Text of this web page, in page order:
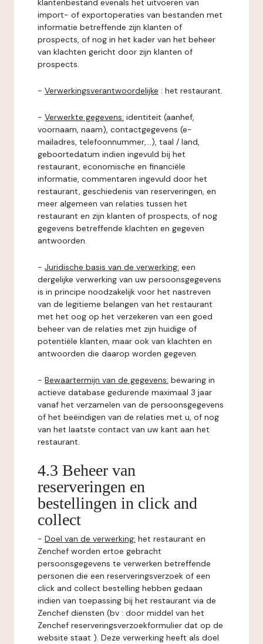
klantenbestand evenals het uitvoeren van
import- of exportoperaties van bestanden met
informatie betreffende zijn klanten of
prospects, of nog in het kader van het beheer
van klachten gericht door zijn klanten of
prospects.
- Verwerkingsverantwoordelijke : het restaurant.
- Verwerkte gegevens: identiteit (aanhef,
voornaam, naam), contactgegevens (e-
mailadres, telefoonnummer,...), taal / land,
geboortedatum indien ingevuld bij het
restaurant, economische en financiële
informatie, commentaren ingevuld door het
restaurant, geschiedenis van reserveringen, en
meer algemeen van relaties tussen het
restaurant en zijn klanten of prospects, of nog
gegevens betreffende klachten en gegeven
antwoorden.
- Juridische basis van de verwerking: een
dergelijke verwerking van uw persoonsgegevens
is in principe noodzakelijk voor het nastreven
van de legitieme belangen van het restaurant
met het oog op het verzekeren van een goed
beheer van de relaties met zijn huidige of
potentiële klanten, maar ook van klachten en
antwoorden die daarop worden gegeven.
- Bewaartermijn van de gegevens: bewaring in
actieve database gedurende maximaal 3 jaar
vanaf het verzamelen van de persoonsgegevens
of het beëindigen van de relaties met u, of nog
van het laatste contact van uw kant aan het
restaurant.
4.3 Beheer van
reserveringen en
bestellingen in click and
collect
- Doel van de verwerking: het restaurant en
Zenchef worden ertoe gebracht
persoonsgegevens te verwerken betreffende
personen die een reserveringsverzoek of een
click and collect bestelling hebben gedaan
indien van toepassing bij het restaurant via de
Zenchef diensten (bv : door middel van het
Zenchef reserveringsverzoekformulier dat op de
website staat ). Deze verwerking heeft als doel